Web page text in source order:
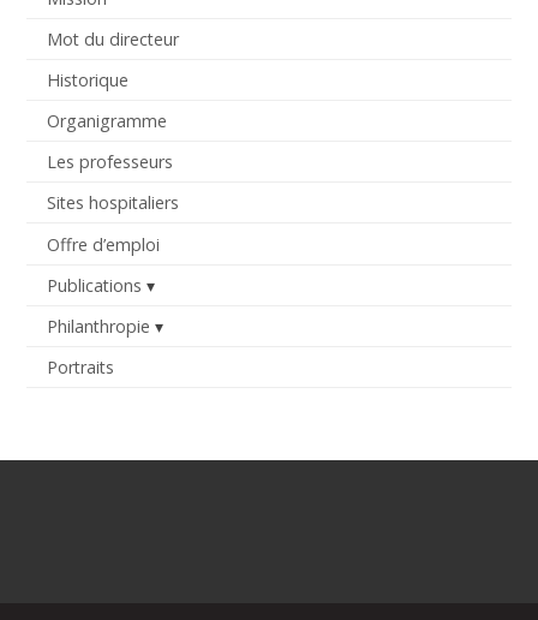
Mot du directeur
Historique
Organigramme
Les professeurs
Sites hospitaliers
Offre d’emploi
Publications
Philanthropie
Portraits